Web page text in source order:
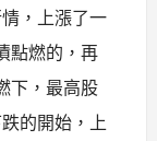
，上漲了一
點燃的，再
下，最高股
的開始，上